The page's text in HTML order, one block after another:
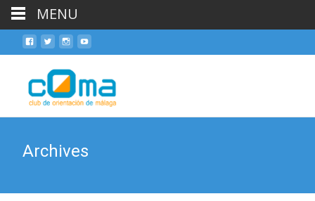
Archives
MENU